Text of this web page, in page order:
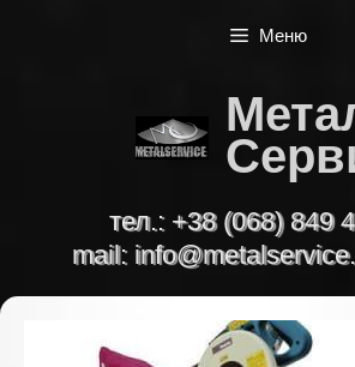
Меню
тел.: +38 (068) 849
mail: